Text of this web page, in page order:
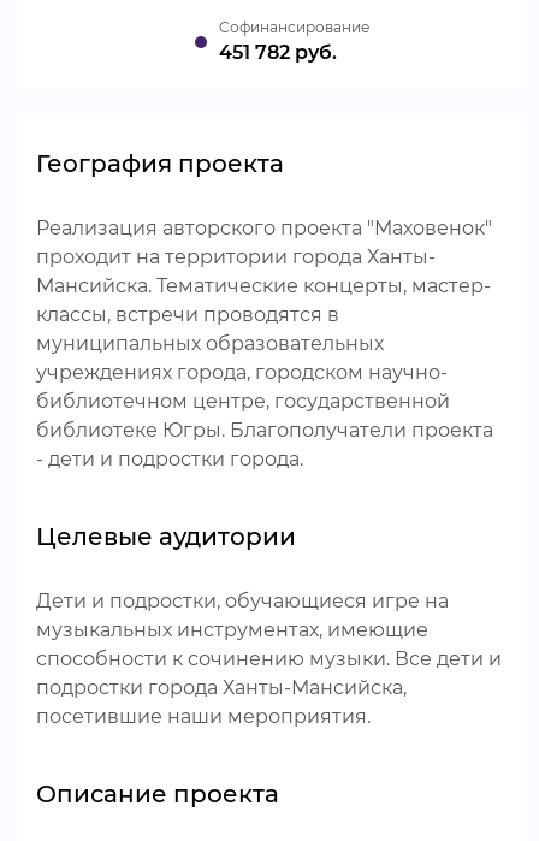
Cофинансирование
451 782 руб.
География проекта
Реализация авторского проекта "Маховенок"
проходит на территории города Ханты-
Мансийска. Тематические концерты, мастер-
классы, встречи проводятся в
муниципальных образовательных
учреждениях города, городском научно-
библиотечном центре, государственной
библиотеке Югры. Благополучатели проекта
- дети и подростки города.
Целевые аудитории
Дети и подростки, обучающиеся игре на
музыкальных инструментах, имеющие
способности к сочинению музыки. Все дети и
подростки города Ханты-Мансийска,
посетившие наши мероприятия.
Описание проекта